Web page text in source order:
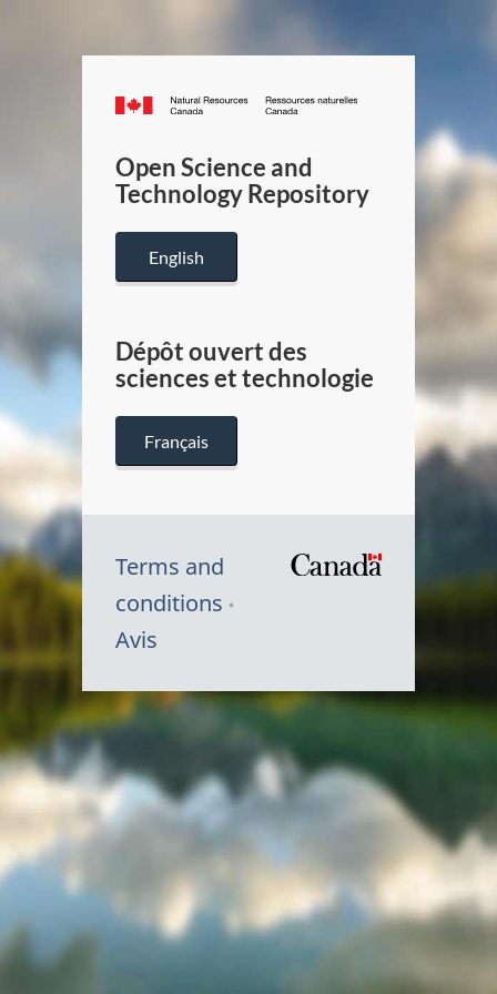
Canada.ca
/
Canada
Open Science and
Technology Repository
English
Dépôt ouvert des
sciences et technologie
Français
Terms and
conditions
Avis
Symbole
du